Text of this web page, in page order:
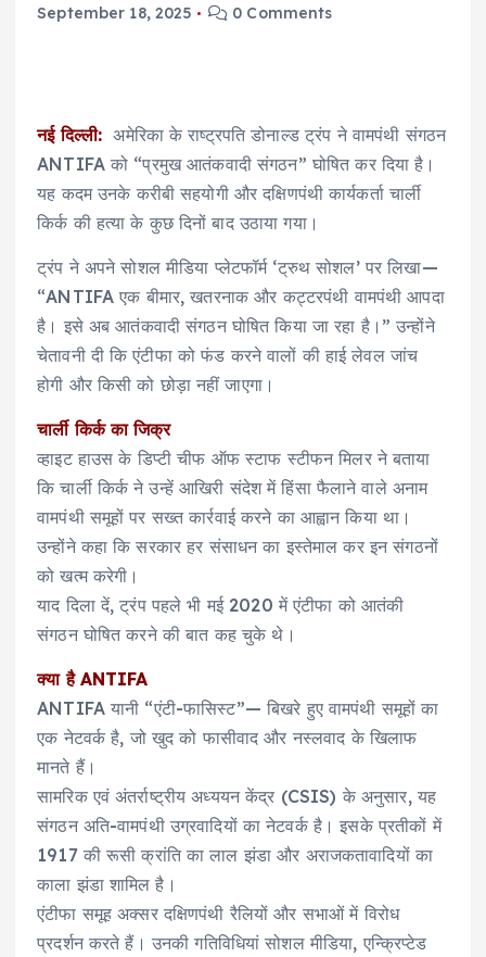
September 18, 2025
0 Comments
नई दिल्ली: अमेरिका के राष्ट्रपति डोनाल्ड ट्रंप ने वामपंथी संगठन
ANTIFA को “प्रमुख आतंकवादी संगठन” घोषित कर दिया है।
यह कदम उनके करीबी सहयोगी और दक्षिणपंथी कार्यकर्ता चार्ली
किर्क की हत्या के कुछ दिनों बाद उठाया गया।
ट्रंप ने अपने सोशल मीडिया प्लेटफॉर्म ‘ट्रुथ सोशल’ पर लिखा—
“ANTIFA एक बीमार, खतरनाक और कट्टरपंथी वामपंथी आपदा
है। इसे अब आतंकवादी संगठन घोषित किया जा रहा है।” उन्होंने
चेतावनी दी कि एंटीफा को फंड करने वालों की हाई लेवल जांच
होगी और किसी को छोड़ा नहीं जाएगा।
चार्ली किर्क का जिक्र
व्हाइट हाउस के डिप्टी चीफ ऑफ स्टाफ स्टीफन मिलर ने बताया
कि चार्ली किर्क ने उन्हें आखिरी संदेश में हिंसा फैलाने वाले अनाम
वामपंथी समूहों पर सख्त कार्रवाई करने का आह्वान किया था।
उन्होंने कहा कि सरकार हर संसाधन का इस्तेमाल कर इन संगठनों
को खत्म करेगी।
याद दिला दें, ट्रंप पहले भी मई 2020 में एंटीफा को आतंकी
संगठन घोषित करने की बात कह चुके थे।
क्या है ANTIFA
ANTIFA यानी “एंटी-फासिस्ट”— बिखरे हुए वामपंथी समूहों का
एक नेटवर्क है, जो खुद को फासीवाद और नस्लवाद के खिलाफ
मानते हैं।
सामरिक एवं अंतर्राष्ट्रीय अध्ययन केंद्र (CSIS) के अनुसार, यह
संगठन अति-वामपंथी उग्रवादियों का नेटवर्क है। इसके प्रतीकों में
1917 की रूसी क्रांति का लाल झंडा और अराजकतावादियों का
काला झंडा शामिल है।
एंटीफा समूह अक्सर दक्षिणपंथी रैलियों और सभाओं में विरोध
प्रदर्शन करते हैं। उनकी गतिविधियां सोशल मीडिया, एन्क्रिप्टेड